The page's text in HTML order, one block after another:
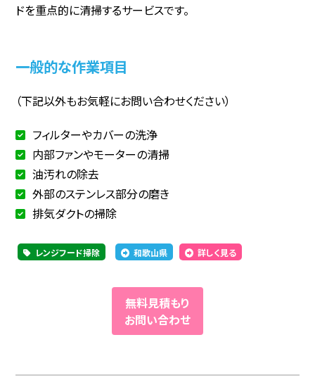
ドを重点的に清掃するサービスです。
一般的な作業項目
（下記以外もお気軽にお問い合わせください）
フィルターやカバーの洗浄
内部ファンやモーターの清掃
油汚れの除去
外部のステンレス部分の磨き
排気ダクトの掃除
レンジフード掃除 和歌山県 詳しく見る
無料見積もり
お問い合わせ